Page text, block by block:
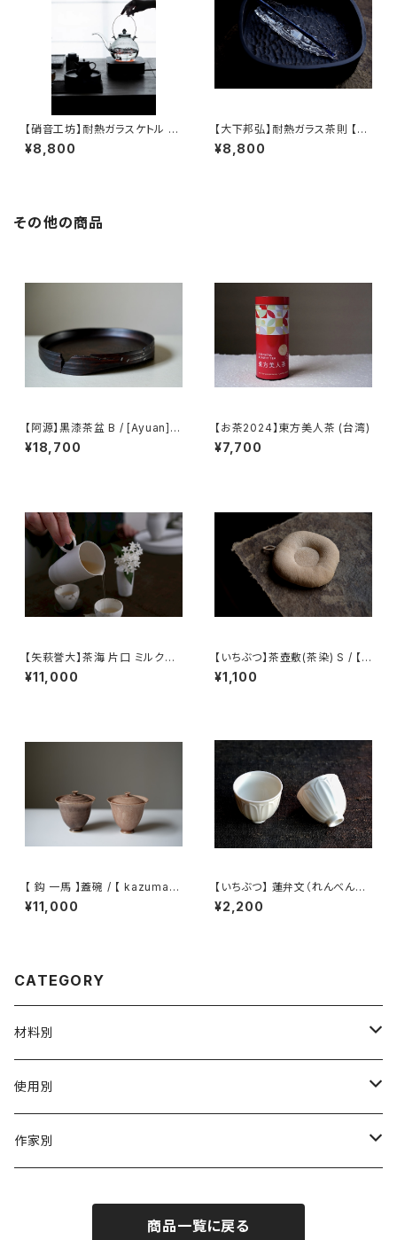
【硝音工坊】耐熱ガラスケトル 【
Shione Studio】Heat-resist
ant Glass Kettle
¥8,800
【大下邦弘】耐熱ガラス茶則 【O
shitaKunihiro】Tea Scoop
¥8,800
その他の商品
【阿源】黒漆茶盆 B / [Ayuan] B
lack Lacquer Tea Tray B
¥18,700
【お茶2024】東方美人茶 (台湾)
¥7,700
【矢萩誉大】茶海 片口 ミルクピ
ッチャー / 【Takahiro Yahagi】
Fair cup Katakuchi Milk pit
¥11,000
【いちぶつ】茶壺敷(茶染) S / 【Ic
¥1,100
【 鈎 一馬 】蓋碗 / 【 kazuma
magari 】Gaiwan
¥11,000
【いちぶつ】 蓮弁文（れんべんも
ん）湯呑み /【 ichibutu 】Teac
up
¥2,200
CATEGORY
材料別
陶磁器
ガラス
使用別
茶壺 急须 土瓶
作家別
商品一覧に戻る